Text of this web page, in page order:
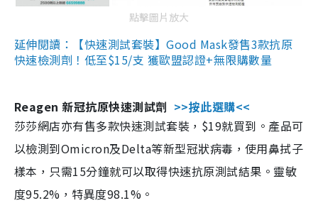
點擊圖片放大
延伸閱讀：【快速測試套裝】Good Mask發售3款抗原
快速檢測劑！低至$15/支 獲歐盟認證+無限購數量
Reagen 新冠抗原快速測試劑 >>按此選購<<
莎莎網店亦有售多款快速測試套裝，$19就買到。產品可
以檢測到Omicron及Delta等新型冠狀病毒，使用鼻拭子
樣本，只需15分鐘就可以取得快速抗原測試結果。靈敏
度95.2%，特異度98.1%。